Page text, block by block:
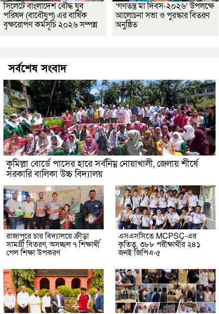
সিলেটে বাংলাদেশ বৌদ্ধ যুব
পরিষদ (বাবৌযুপ) এর বার্ষিক
বৃক্ষরোপণ কর্মসূচি ২০২৬ সম্পন্ন
‘গণতন্ত্র মা দিবস-২০২৬’ উপলক্ষে
আলোচনা সভা ও পুরস্কার বিতরণ
অনুষ্ঠিত
সর্বশেষ সংবাদ
কুমিল্লা বোর্ডে পাসের হারে সর্বনিম্ন নোয়াখালী, জেলায় শীর্ষে
সরকারি বালিকা উচ্চ বিদ্যালয়
রাজাপুরে চার বিদ্যালয়ে ক্রীড়া
সামগ্রী বিতরণ, অসচ্ছল ৭ শিক্ষার্থী
পেল শিক্ষা উপকরণ
এসএসসিতে MCPSC-এর
কৃতিত্ব, ৩৮৮ পরীক্ষার্থীর ২৪১
জনই জিপিএ-৫